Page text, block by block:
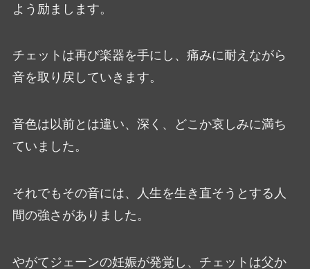
よう励まします。
チェットは再び楽器を手にし、痛みに耐えながら
音を取り戻していきます。
音色は以前とは違い、深く、どこか哀しみに満ち
ていました。
それでもその音には、人生を生き直そうとする人
間の強さがありました。
やがてジェーンの妊娠が発覚し、チェットは父か